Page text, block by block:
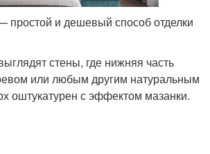
и дешевый способ отделки
стены, где нижняя часть
или любым другим натуральным
оштукатурен с эффектом мазанки.